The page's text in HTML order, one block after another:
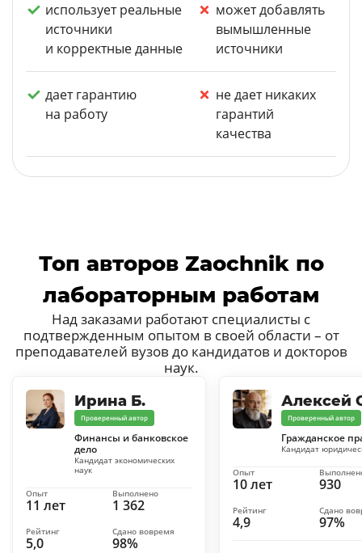
использует реальные
источники
и корректные данные
может добавлять
вымышленные
источники
дает гарантию
на работу
не дает никаких
гарантий
качества
Топ авторов Zaochnik по
лабораторным работам
Над заказами работают специалисты с
подтвержденным опытом в своей области – от
преподавателей вузов до кандидатов и докторов
наук.
Ирина Б.
Проверенный автор
Финансы и банковское
дело
Кандидат экономических
наук
11 лет
Опыт
1 362
Выполнено
5,0
Рейтинг
98%
Сдано вовремя
Алексей
Проверенный автор
Гражданское
Кандидат
10 лет
Опыт
930
4,9
Рейтинг
97%
Сдано